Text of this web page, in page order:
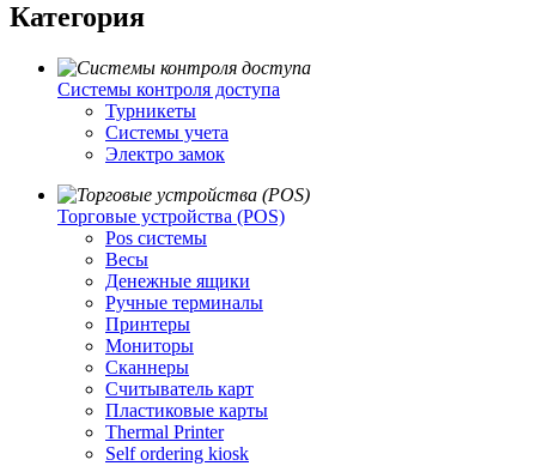
Категория
Системы контроля доступа
Турникеты
Cистемы учета
Электро замок
Торговые устройства (POS)
Pos системы
Весы
Денежные ящики
Ручные терминалы
Принтеры
Мониторы
Сканнеры
Считыватель карт
Пластиковые карты
Thermal Printer
Self ordering kiosk